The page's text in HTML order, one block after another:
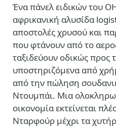
Ένα πάνελ ειδικών του
αφρικανική αλυσίδα
αποστολές χρυσού και
που φτάνουν από το
ταξιδεύουν οδικώς προς
υποστηριζόμενα από
από την πώληση
Ντουμπάι. Μια
οικονομία εκτείνεται
Νταρφούρ μέχρι τα